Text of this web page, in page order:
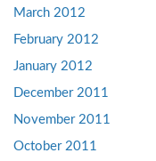
March 2012
February 2012
January 2012
December 2011
November 2011
October 2011